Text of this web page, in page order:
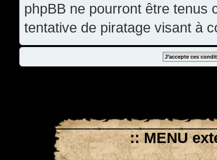
phpBB ne pourront être tenus
tentative de piratage visant à
:: MENU